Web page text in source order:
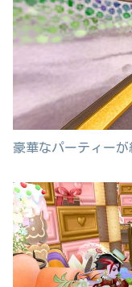
豪華なパーティーが